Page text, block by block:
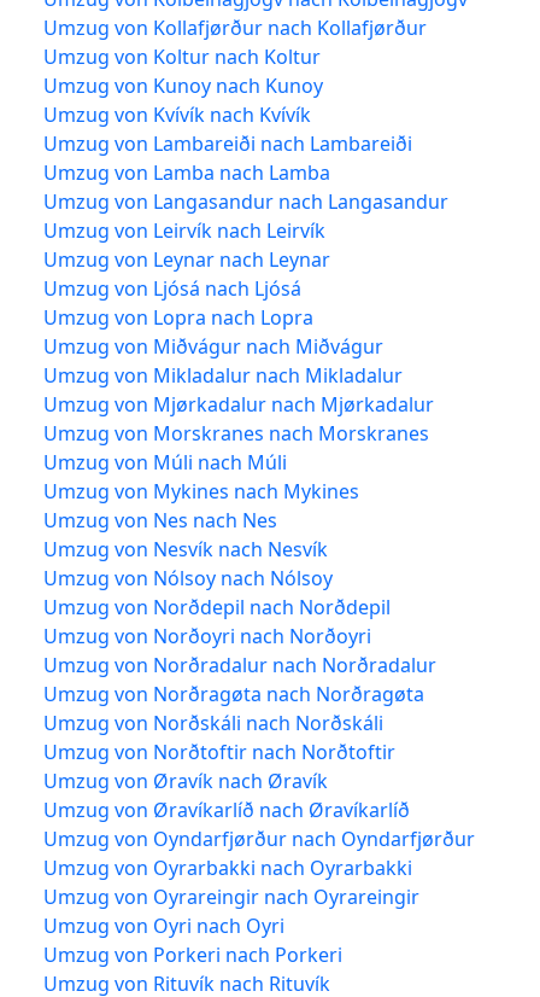
Umzug von Kollafjørður nach Kollafjørður
Umzug von Koltur nach Koltur
Umzug von Kunoy nach Kunoy
Umzug von Kvívík nach Kvívík
Umzug von Lambareiði nach Lambareiði
Umzug von Lamba nach Lamba
Umzug von Langasandur nach Langasandur
Umzug von Leirvík nach Leirvík
Umzug von Leynar nach Leynar
Umzug von Ljósá nach Ljósá
Umzug von Lopra nach Lopra
Umzug von Miðvágur nach Miðvágur
Umzug von Mikladalur nach Mikladalur
Umzug von Mjørkadalur nach Mjørkadalur
Umzug von Morskranes nach Morskranes
Umzug von Múli nach Múli
Umzug von Mykines nach Mykines
Umzug von Nes nach Nes
Umzug von Nesvík nach Nesvík
Umzug von Nólsoy nach Nólsoy
Umzug von Norðdepil nach Norðdepil
Umzug von Norðoyri nach Norðoyri
Umzug von Norðradalur nach Norðradalur
Umzug von Norðragøta nach Norðragøta
Umzug von Norðskáli nach Norðskáli
Umzug von Norðtoftir nach Norðtoftir
Umzug von Øravík nach Øravík
Umzug von Øravíkarlíð nach Øravíkarlíð
Umzug von Oyndarfjørður nach Oyndarfjørður
Umzug von Oyrarbakki nach Oyrarbakki
Umzug von Oyrareingir nach Oyrareingir
Umzug von Oyri nach Oyri
Umzug von Porkeri nach Porkeri
Umzug von Rituvík nach Rituvík